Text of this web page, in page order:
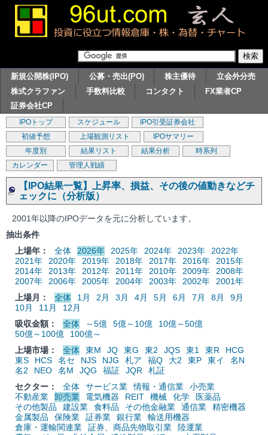
新規公開株(IPO) 公募・売出(PO) 株主優待
立会外分売
株式クラファン
手数料比較 コンタクト
FX業者CP
証券会社CP
IPOトップ スケジュール
IPO引受証券会社
初値予想
上場観測リスト
IPOサマリー
年度別
結果リスト 結果分析
時系列
カレンダー
管理人戦績
【IPO結果一覧】上昇率、損益、その後の値動きなどチ
ェックに（分析版）
2001年以降のIPOデータを元に分析しています。
抽出条件
上場年：
全体 2026年 2025年 2024年 2023年
2022年
2021年
2020年 2019年 2018年 2017年 2016年
2015年
2014年
2013年 2012年 2011年 2010年 2009年
2008年
2007年
2006年 2005年 2004年 2003年 2002年
2001年
上場月：
全体 1月 2月 3月 4月 5月 6月 7月 8月
9月
10月
11月
12月
吸収金額：
全体 ～5億 5億～10億
10億～50億
50億～100億
100億～
上場市場：
全体 東M JQ 東G 東2 JQS 東1 東R
HCG
東S
HCS 名セ NJS NJG 札ア 福Q 大2 東P 東イ
名N
名2
NEO 名M JQG 福証 JQR
札証
セクター：
全体 サービス業 情報・通信業
小売業
不動産業
卸売業 電気機器 REIT 機械 化学
医薬品
その他製品
建設業 食料品 その他金融業 通信業
精密機器
金属製品
保険業 証券業 銀行業
輸送用機器
倉庫・運輸関連業
証券、商品先物取引業
陸運業